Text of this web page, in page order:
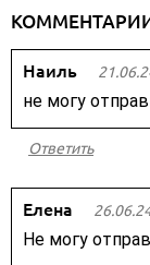
Наиль
не могу
Ответить
Елена
Не могу